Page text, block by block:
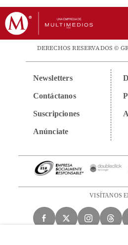
DERECHOS RESERVADOS ©
Newsletters
Contáctanos
Suscripciones
Anúnciate
VISÍTANOS